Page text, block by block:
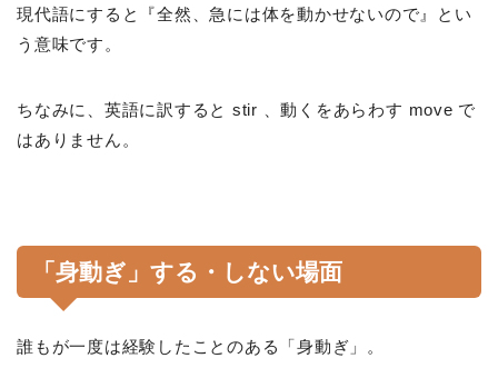
現代語にすると『全然、急には体を動かせないので』とい
う意味です。
ちなみに、英語に訳すると stir 、動くをあらわす move で
はありません。
「身動ぎ」する・しない場面
誰もが一度は経験したことのある「身動ぎ」。